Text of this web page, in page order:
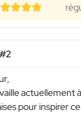
actuellement
pour inspirer